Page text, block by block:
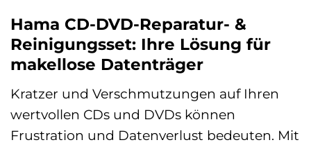
Hama CD-DVD-Reparatur- &
Reinigungsset: Ihre Lösung für
makellose Datenträger
Kratzer und Verschmutzungen auf Ihren
wertvollen CDs und DVDs können
Frustration und Datenverlust bedeuten. Mit